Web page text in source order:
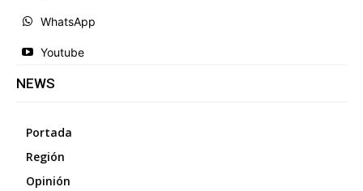
WhatsApp
Youtube
NEWS
Portada
Región
Opinión